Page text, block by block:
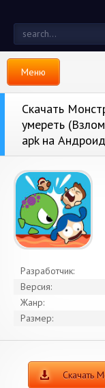
Меню
Скачать
умереть
apk на Андроид
Разработчик:
Версия:
Жанр:
Размер:
Скачать